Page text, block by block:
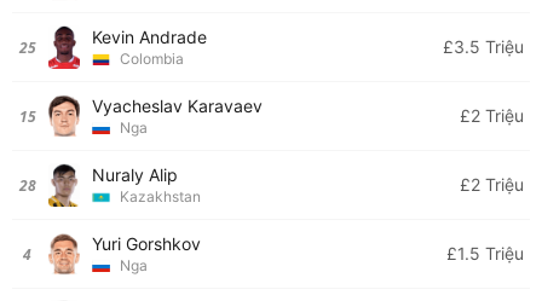
25 Kevin Andrade
Colombia
£3.5 Triệu
15 Vyacheslav Karavaev
Nga
£2 Triệu
28 Nuraly Alip
Kazakhstan
£2 Triệu
4 Yuri Gorshkov
Nga
£1.5 Triệu